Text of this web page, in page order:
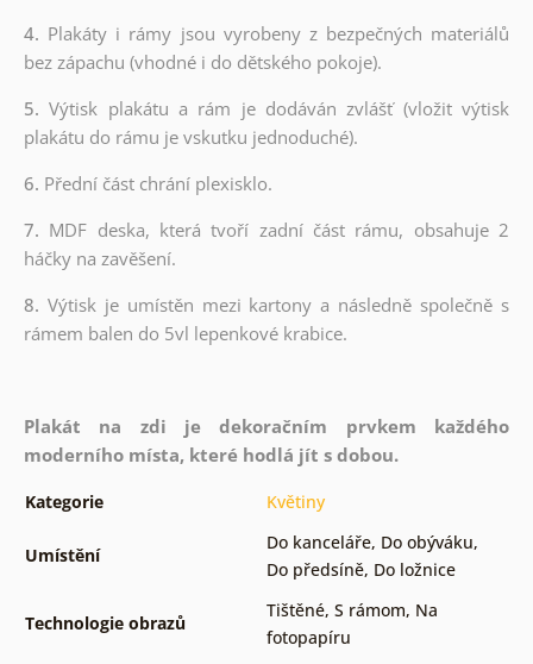
4. Plakáty i rámy jsou vyrobeny z bezpečných materiálů
bez zápachu (vhodné i do dětského pokoje).
5.Výtisk plakátu a rám je dodáván zvlášť (vložit výtisk
plakátu do rámu je vskutku jednoduché).
6. Přední část chrání plexisklo.
7. MDF deska, která tvoří zadní část rámu, obsahuje 2
háčky na zavěšení.
8. Výtisk je umístěn mezi kartony a následně společně s
rámem balen do 5vl lepenkové krabice.
Plakát na zdi je dekoračním prvkem každého
moderního místa, které hodlá jít s dobou.
Kategorie Květiny
Umístění
Do kanceláře, Do obýváku,
Do předsíně, Do ložnice
Technologie obrazů
Tištěné, S rámom, Na
fotopapíru